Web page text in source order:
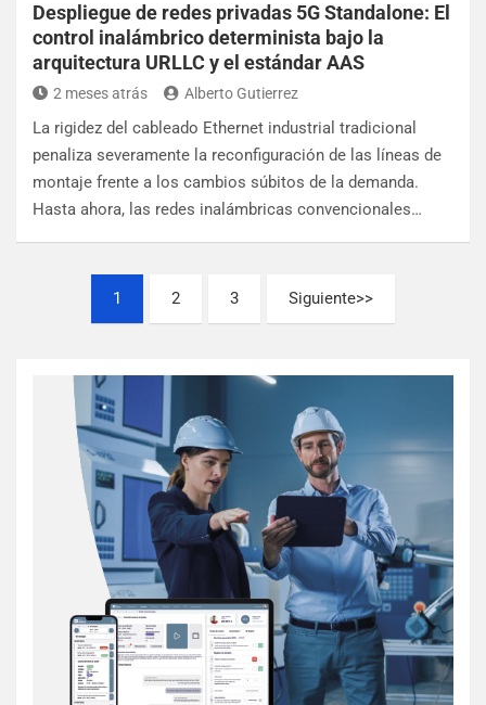
Despliegue de redes privadas 5G Standalone: El
control inalámbrico determinista bajo la
arquitectura URLLC y el estándar AAS
2 meses atrás Alberto Gutierrez
La rigidez del cableado Ethernet industrial tradicional
penaliza severamente la reconfiguración de las líneas de
montaje frente a los cambios súbitos de la demanda.
Hasta ahora, las redes inalámbricas convencionales…
1 2 3 Siguiente